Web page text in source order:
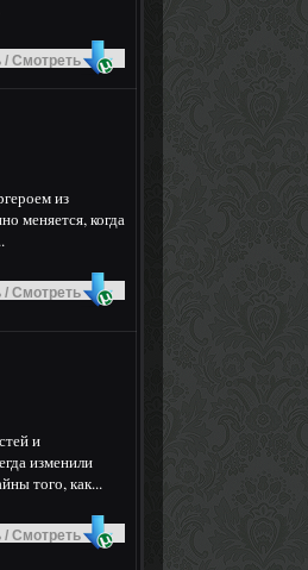
/ Смотреть
из
меняется, когда
/ Смотреть
и
изменили
того, как...
/ Смотреть